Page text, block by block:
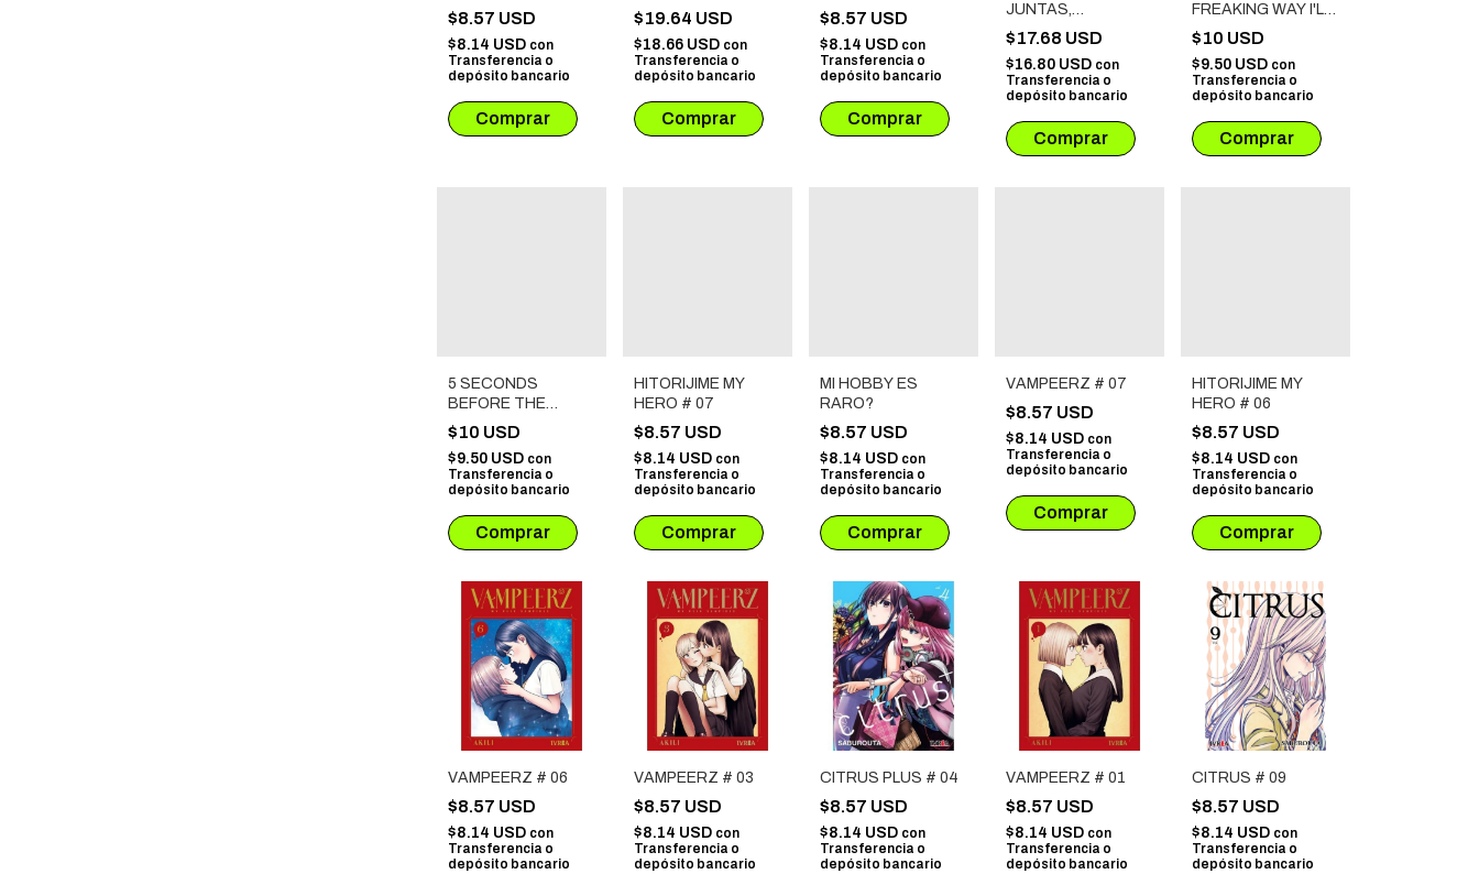
$8.57 USD
$8.14 USD con
Transferencia o
depósito bancario
$19.64 USD
$18.66 USD con
Transferencia o
depósito bancario
$8.57 USD
$8.14 USD con
Transferencia o
depósito bancario
JUNTAS,
COMIENDO
JUNTAS # 01
$17.68 USD
$16.80 USD con
Transferencia o
depósito bancario
FREAKING WAY I'LL
BE YOUR LOVER!
UNLESS # 02
$10 USD
$9.50 USD con
Transferencia o
depósito bancario
5 SECONDS
BEFORE THE
WITCH FALLS IN
LOVE
$10 USD
$9.50 USD con
Transferencia o
depósito bancario
HITORIJIME MY
HERO # 07
$8.57 USD
$8.14 USD con
Transferencia o
depósito bancario
MI HOBBY ES
RARO?
$8.57 USD
$8.14 USD con
Transferencia o
depósito bancario
VAMPEERZ # 07
$8.57 USD
$8.14 USD con
Transferencia o
depósito bancario
HITORIJIME MY
HERO # 06
$8.57 USD
$8.14 USD con
Transferencia o
depósito bancario
VAMPEERZ # 06
$8.57 USD
$8.14 USD con
Transferencia o
depósito bancario
VAMPEERZ # 03
$8.57 USD
$8.14 USD con
Transferencia o
depósito bancario
CITRUS PLUS # 04
$8.57 USD
$8.14 USD con
Transferencia o
depósito bancario
VAMPEERZ # 01
$8.57 USD
$8.14 USD con
Transferencia o
depósito bancario
CITRUS # 09
$8.57 USD
$8.14 USD con
Transferencia o
depósito bancario